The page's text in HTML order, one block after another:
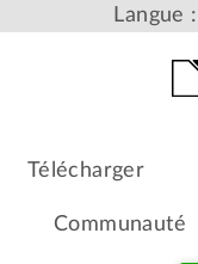
Langue :
Télécharger
Communauté